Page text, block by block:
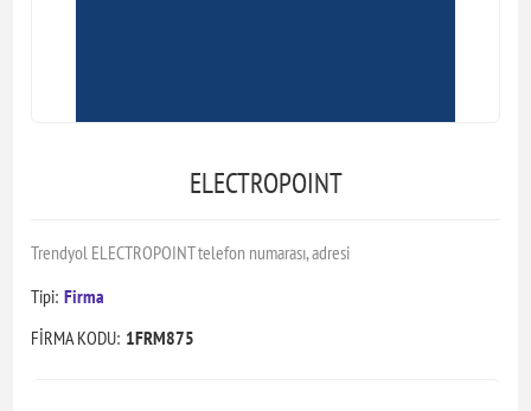
ELECTROPOINT
Trendyol ELECTROPOINT telefon numarası, adresi
Tipi: Firma
FİRMA KODU: 1FRM875